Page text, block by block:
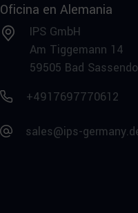
Oficina en Alemania
IPS GmbH
Am Tiggemann 14
59505 Bad
+4917697770612
sales@ips-